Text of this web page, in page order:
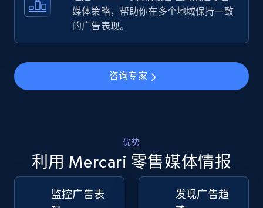
TikTok Shop - Collect TikTok shop products
by keywords search
URL, Title, Available, Description, Currency, Initial
price, Final price, Discount percent, and more.
TikTok Shop - discover records by shop url
price, Final price, Discount percent, and more.
媒体策略，帮助你在多个地域保持一致
的广告表现。
咨询专家
优势
利用 Mercari 零售媒体情报
监控广告表
发现广告趋